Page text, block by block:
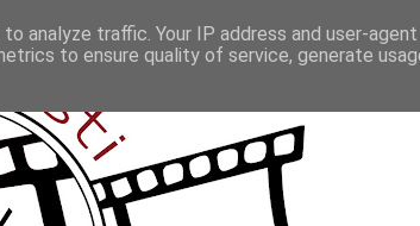
analyze traffic. Your IP address and user-agent
to ensure quality of service, generate